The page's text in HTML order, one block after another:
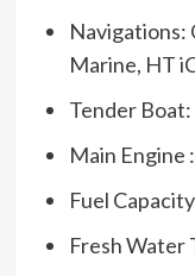
Navigations:
Marine, HT
Tender Boat:
Main Engine
Fuel
Fresh Water